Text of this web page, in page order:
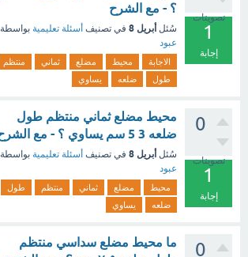
تصويتات
1
إجابة
؟ - مع الشرح
سُئل أبريل 8 في تصنيف أسئلة تعليمية بواسطة
عبود
الاجابة محيط مضلع ثماني
منتظم
طول
ضلعه يساوي
0
تصويتات
1
إجابة
محيط مضلع ثماني منتظم طول
ضلعه 3 5 سم يساوي ؟ - مع الشرح
سُئل أبريل 8 في تصنيف أسئلة تعليمية بواسطة
عبود
محيط مضلع ثماني منتظم
طول
ضلعه
يساوي
0
ما محيط مضلع سداسي منتظم